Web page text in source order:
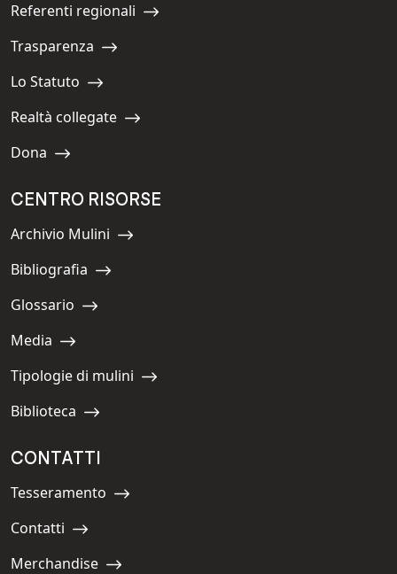
Navigate to:
Referenti regionali
Navigate to:
Trasparenza
Navigate to:
Lo Statuto
Navigate to:
Realtà collegate
Navigate to:
Dona
CENTRO RISORSE
Navigate to:
Archivio Mulini
Navigate to:
Bibliografia
Navigate to:
Glossario
Navigate to:
Media
Navigate to:
Tipologie di mulini
Navigate to:
Biblioteca
CONTATTI
Navigate to:
Tesseramento
Navigate to:
Contatti
Merchandise